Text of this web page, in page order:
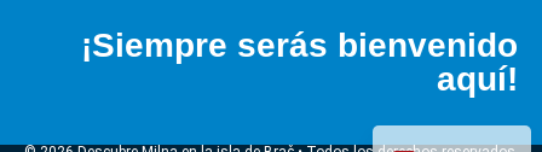
¡Siempre serás bienvenido
aquí!
English (UK)
Deutsch